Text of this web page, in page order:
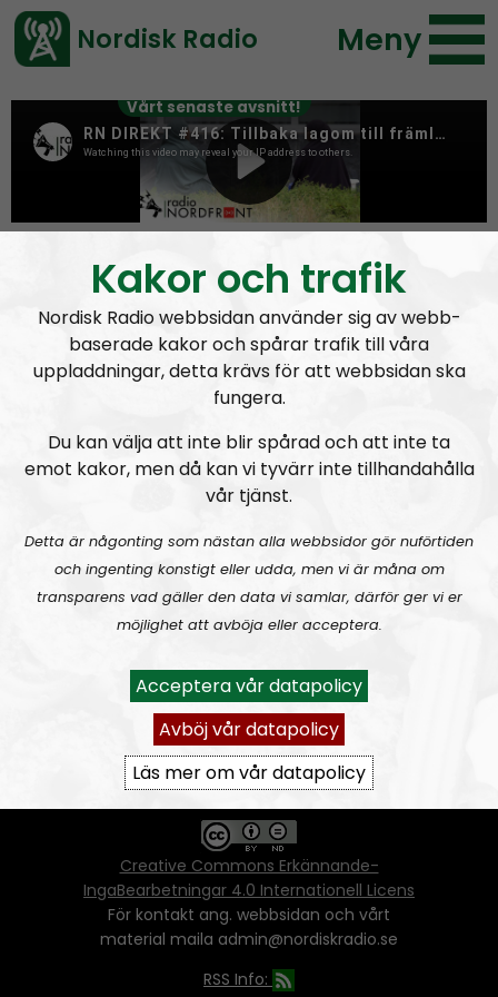
Vårt senaste avsnitt!
Nordisk Radio Meny
Ansvarig utgivare:Vera Oredsson
Vårdatapolicy
Du får kopiera och sprida vårt material
oförändrat, men uppge oss som källa.
Om ni vill sprida ett urklipp ni själva skapat
går även det bra, så länge det inte görs med
ett vinstdrivande syfte - då behöver ni
skriftlig tillåtelse från oss.
Creative Commons Erkännande-
IngaBearbetningar 4.0 Internationell Licens
För kontakt ang. webbsidan och vårt
material maila admin@nordiskradio.se
RSS Info:
Kakor och trafik
Nordisk Radio webbsidan använder sig av webb-
baserade kakor och spårar trafik till våra
uppladdningar, detta krävs för att webbsidan ska
fungera.
Du kan välja att inte blir spårad och att inte ta
emot kakor, men då kan vi tyvärr inte tillhandahålla
vår tjänst.
Detta är någonting som nästan alla webbsidor gör nuförtiden
och ingenting konstigt eller udda, men vi är måna om
transparens vad gäller den data vi samlar, därför ger vi er
möjlighet att avböja eller acceptera.
Acceptera vår datapolicy
Avböj vår datapolicy
Läs mer om vår datapolicy